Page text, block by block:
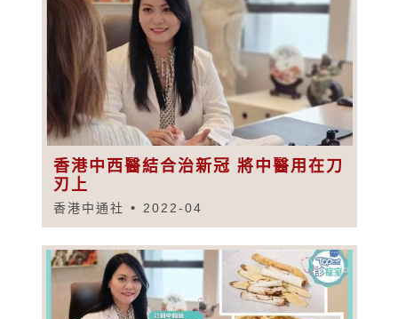
香港中西醫結合治新冠 將中醫用在刀
刃上
香港中通社 2022-04